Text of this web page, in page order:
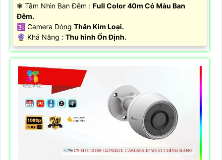
❃ Tầm Nhìn Ban Đêm : Full Color 40m Có Màu Ban
Đêm.
🕉️ Camera Dòng Thân Kim Loại.
️🔮 Khả Năng : Thu hình Ổn Định.